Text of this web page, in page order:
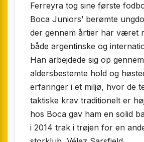
Ferreyra tog sine første
Boca Juniors’ berømte
der gennem årtier har været
både argentinske og
Han arbejdede sig op
aldersbestemte hold og
erfaringer i et miljø, hvor de
taktiske krav traditionelt er
hos Boca gav ham en solid
i 2014 trak i trøjen for en